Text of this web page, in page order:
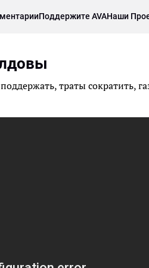
Поддержите AVAНаши
траты сократить,